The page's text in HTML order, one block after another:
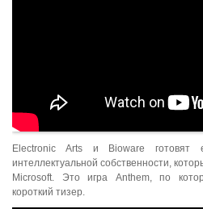
Electronic Arts и Bioware
интеллектуальной собственности,
Microsoft. Это игра Anthem, по
короткий тизер.